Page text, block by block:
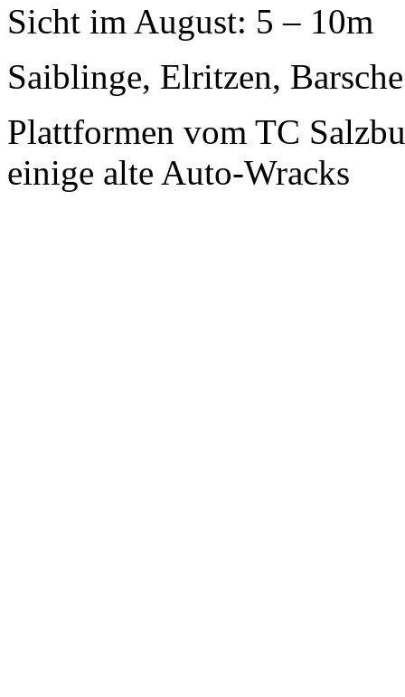
Sicht im August: 5 – 10m
Saiblinge, Elritzen, Barsche
Plattformen vom TC
einige alte Auto-Wracks